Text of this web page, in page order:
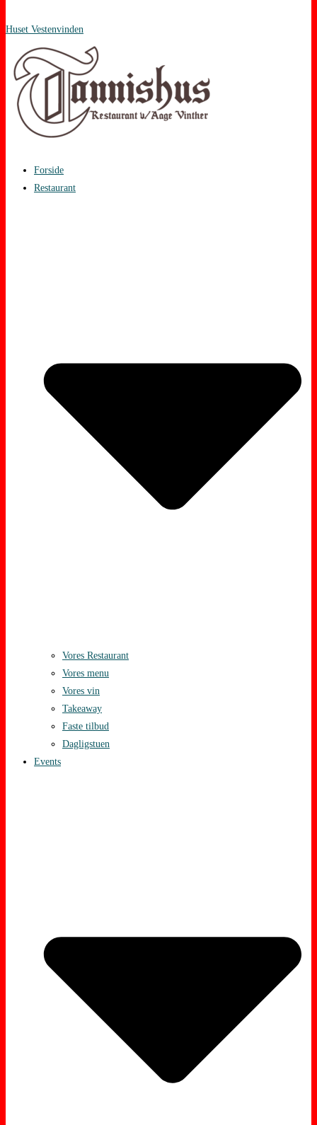
Huset Vestenvinden
Forside
Restaurant
Vores Restaurant
Vores menu
Vores vin
Takeaway
Faste tilbud
Dagligstuen
Events